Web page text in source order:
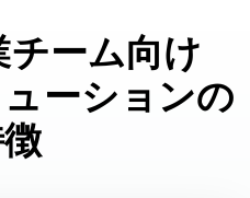
チーム向け
ーションの